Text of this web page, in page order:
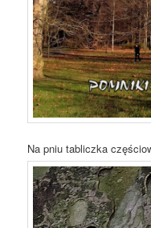
Na pniu tabliczka